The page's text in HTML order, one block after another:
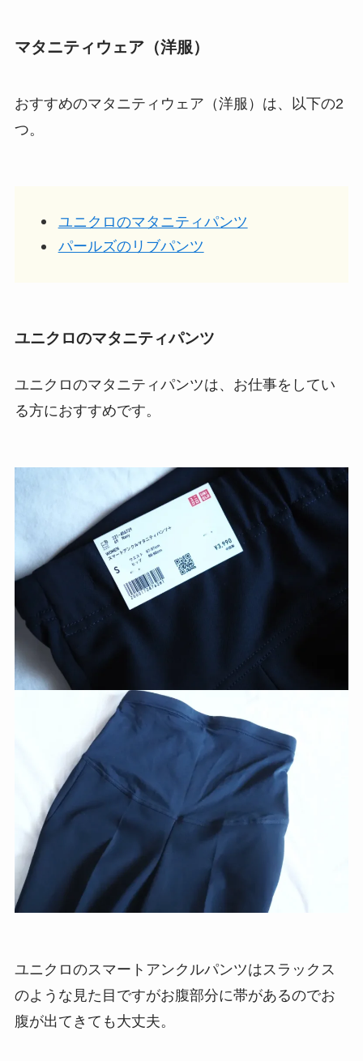
マタニティウェア（洋服）
おすすめのマタニティウェア（洋服）は、以下の2
つ。
ユニクロのマタニティパンツ
パールズのリブパンツ
ユニクロのマタニティパンツ
ユニクロのマタニティパンツは、お仕事をしてい
る方におすすめです。
ユニクロのスマートアンクルパンツはスラックス
のような見た目ですがお腹部分に帯があるのでお
腹が出てきても大丈夫。